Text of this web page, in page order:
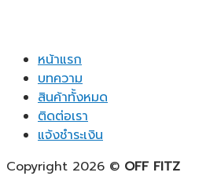
หน้าแรก
บทความ
สินค้าทั้งหมด
ติดต่อเรา
แจ้งชำระเงิน
Copyright 2026 © OFF FITZ